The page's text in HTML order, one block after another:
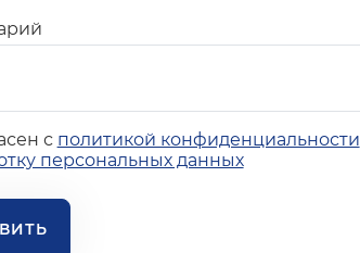
с политикой конфиденциальности
персональных данных